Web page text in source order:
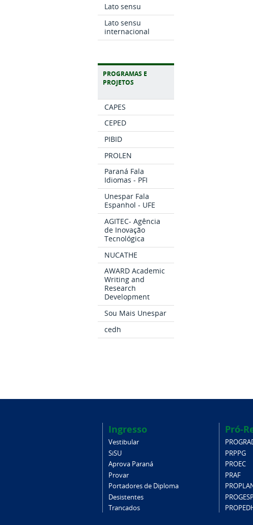
Lato sensu
Lato sensu
internacional
PROGRAMAS E
PROJETOS
CAPES
CEPED
PIBID
PROLEN
Paraná Fala
Idiomas - PFI
Unespar Fala
Espanhol - UFE
AGITEC- Agência
de Inovação
Tecnológica
NUCATHE
AWARD Academic
Writing and
Research
Development
Sou Mais Unespar
cedh
Ingresso
Vestibular
SiSU
Aprova Paraná
Provar
Portadores de Diploma
Desistentes
Trancados
Pró-
PRPPG
PROEC
PRAF
PROGESP